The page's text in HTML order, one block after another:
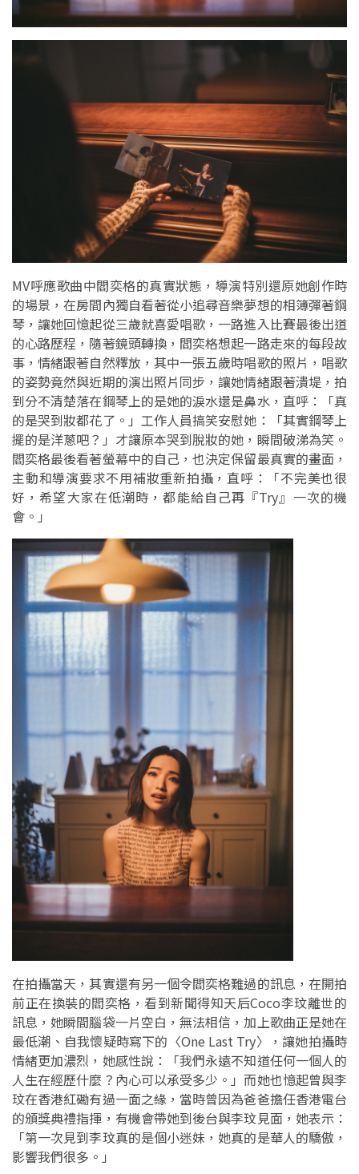
MV呼應歌曲中閻奕格的真實狀態，導演特別還原她創作時
的場景，在房間內獨自看著從小追尋音樂夢想的相簿彈著鋼
琴，讓她回憶起從三歲就喜愛唱歌，一路進入比賽最後出道
的心路歷程，隨著鏡頭轉換，閻奕格想起一路走來的每段故
事，情緒跟著自然釋放，其中一張五歲時唱歌的照片，唱歌
的姿勢竟然與近期的演出照片同步，讓她情緒跟著潰堤，拍
到分不清楚落在鋼琴上的是她的淚水還是鼻水，直呼：「真
的是哭到妝都花了。」工作人員搞笑安慰她：「其實鋼琴上
擺的是洋蔥吧？」才讓原本哭到脫妝的她，瞬間破涕為笑。
閻奕格最後看著螢幕中的自己，也決定保留最真實的畫面，
主動和導演要求不用補妝重新拍攝，直呼：「不完美也很
好，希望大家在低潮時，都能給自己再『Try』一次的機
會。」
在拍攝當天，其實還有另一個令閻奕格難過的訊息，在開拍
前正在換裝的閻奕格，看到新聞得知天后Coco李玟離世的
訊息，她瞬間腦袋一片空白，無法相信，加上歌曲正是她在
最低潮、自我懷疑時寫下的〈One Last Try〉，讓她拍攝時
情緒更加濃烈，她感性說：「我們永遠不知道任何一個人的
人生在經歷什麼？內心可以承受多少。」而她也憶起曾與李
玟在香港紅磡有過一面之緣，當時曾因為爸爸擔任香港電台
的頒獎典禮指揮，有機會帶她到後台與李玟見面，她表示：
「第一次見到李玟真的是個小迷妹，她真的是華人的驕傲，
影響我們很多。」